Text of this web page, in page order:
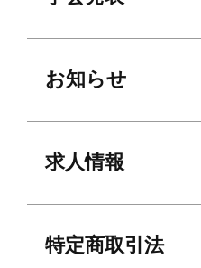
お知らせ
求人情報
特定商取引法